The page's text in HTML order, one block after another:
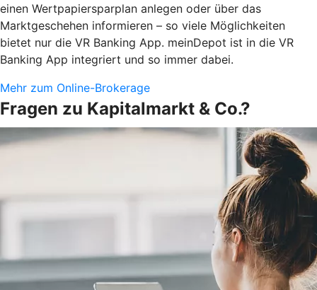
einen Wertpapiersparplan anlegen oder über das
Marktgeschehen informieren – so viele Möglichkeiten
bietet nur die VR Banking App. meinDepot ist in die VR
Banking App integriert und so immer dabei.
Mehr zum Online-Brokerage
Fragen zu Kapitalmarkt & Co.?